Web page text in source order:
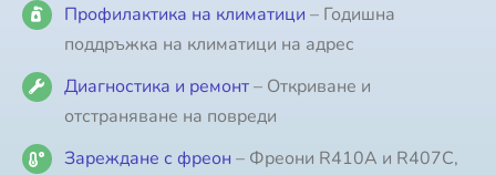
Профилактика на климатици – Годишна
поддръжка на климатици на адрес
Диагностика и ремонт– Откриване и
отстраняване на повреди
Зареждане с фреон – Фреони R410A и R407C,